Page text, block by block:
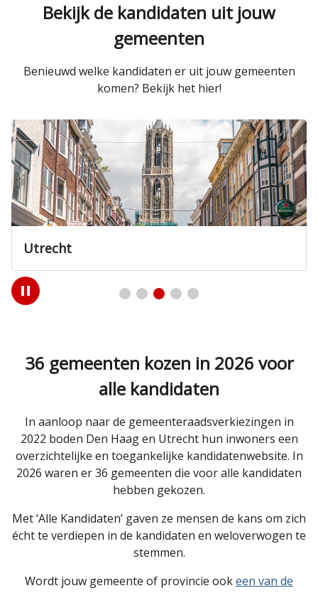
Bekijk de kandidaten uit jouw
gemeenten
Benieuwd welke kandidaten er uit jouw gemeenten
komen? Bekijk het hier!
Utrecht
Play
/
36 gemeenten kozen in 2026 voor
alle kandidaten
In aanloop naar de gemeenteraadsverkiezingen in
2022 boden Den Haag en Utrecht hun inwoners een
overzichtelijke en toegankelijke kandidatenwebsite. In
2026 waren er 36 gemeenten die voor alle kandidaten
hebben gekozen.
Met ‘Alle Kandidaten’ gaven ze mensen de kans om zich
écht te verdiepen in de kandidaten en weloverwogen te
stemmen.
Wordt jouw gemeente of provincie ookeen van de